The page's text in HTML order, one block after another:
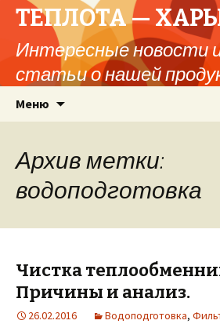
ТЕПЛОТА —
Интересные новости
статьи о нашей
Меню
Архив метки:
водоподготовка
Чистка
Причины и анализ.
26.02.2016 Водоподготовка,